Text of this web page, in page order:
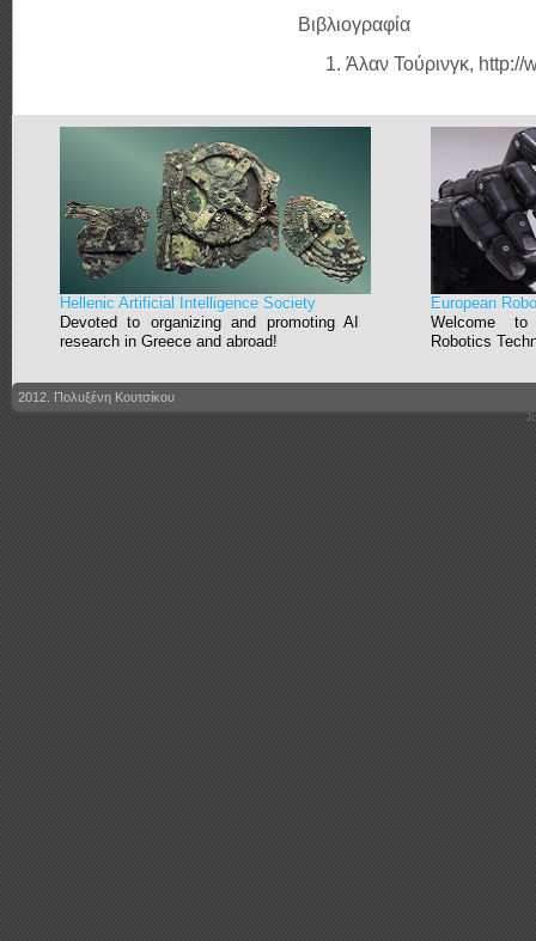
Βιβλιογραφία
Άλαν Τούρινγκ,
Hellenic Artificial Intelligence Society
Devoted to organizing and promoting AI
research in Greece and abroad!
European
Welcome
Robotics
2012. Πολυξένη Κουτσίκου